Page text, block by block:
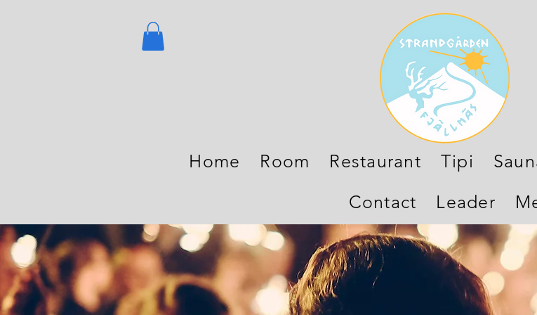
Home Room Restaurant Tipi
Contact
Leader